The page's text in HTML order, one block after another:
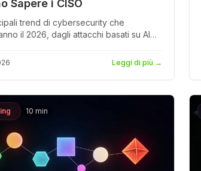
Sapere i CISO
trend di cybersecurity che
il 2026, dagli attacchi basati su AI
alla sicurezza della supply chain. Dati e
Gartner, Forrester ed ENISA per i CISO
Leggi di più →
10 min